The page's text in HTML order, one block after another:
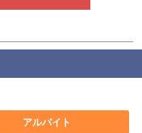
アルバイト